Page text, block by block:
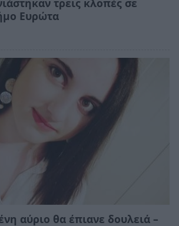
τρεις κλοπές σε
Ευρώτα
αύριο θα έπιανε δουλειά –